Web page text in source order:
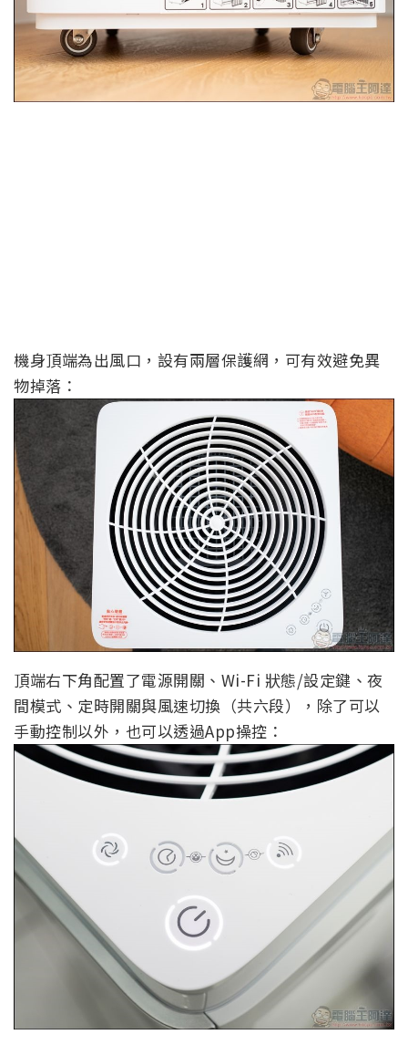
機身頂端為出風口，設有兩層保護網，可有效避免異
物掉落：
頂端右下角配置了電源開關、Wi-Fi 狀態/設定鍵、夜
間模式、定時開關與風速切換（共六段），除了可以
手動控制以外，也可以透過App操控：